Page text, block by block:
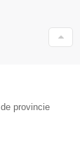
provincie